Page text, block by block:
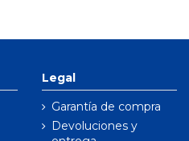
Legal
Garantía de compra
Devoluciones y